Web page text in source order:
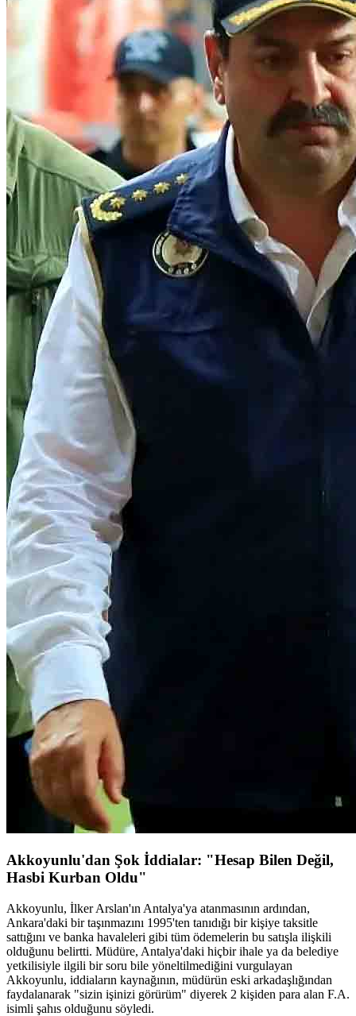
Akkoyunlu'dan Şok İddialar: "Hesap Bilen Değil,
Hasbi Kurban Oldu"
Akkoyunlu, İlker Arslan'ın Antalya'ya atanmasının ardından,
Ankara'daki bir taşınmazını 1995'ten tanıdığı bir kişiye taksitle
sattığını ve banka havaleleri gibi tüm ödemelerin bu satışla ilişkili
olduğunu belirtti. Müdüre, Antalya'daki hiçbir ihale ya da belediye
yetkilisiyle ilgili bir soru bile yöneltilmediğini vurgulayan
Akkoyunlu, iddiaların kaynağının, müdürün eski arkadaşlığından
faydalanarak "sizin işinizi görürüm" diyerek 2 kişiden para alan F.A.
isimli şahıs olduğunu söyledi.